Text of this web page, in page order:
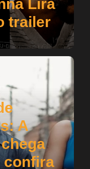
Lira
trailer
A
confira